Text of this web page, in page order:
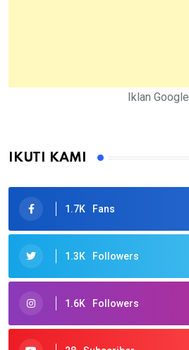
Iklan Google
IKUTI KAMI
1.7K Fans
1.3K Followers
1.6K Followers